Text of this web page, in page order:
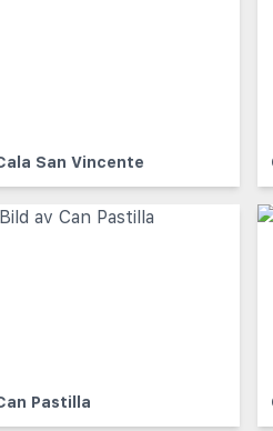
San Vincente
Pastilla